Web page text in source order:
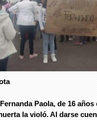
Paola, de 16 años
la violó. Al darse